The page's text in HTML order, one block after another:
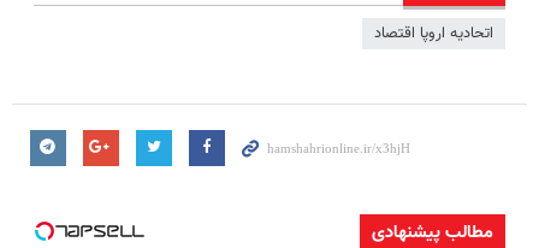
اتحادیه اروپا اقتصاد
مطالب پیشنهادی